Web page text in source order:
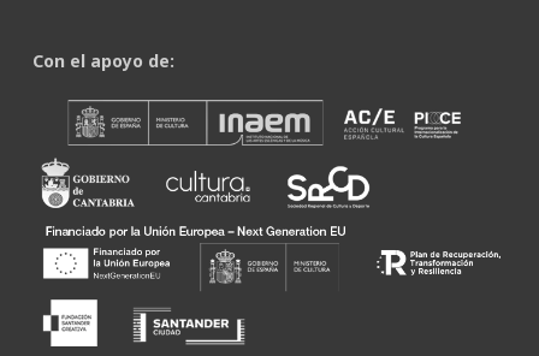
Con el apoyo de: